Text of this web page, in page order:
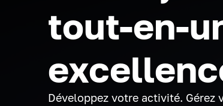
tout-en-
Développez votre activité. Gérez